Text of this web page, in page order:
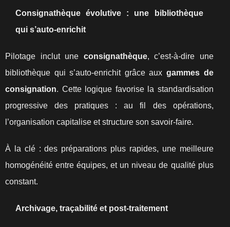
Consignathèque évolutive : une bibliothèque
qui s’auto-enrichit
Pilotage inclut une consignathèque, c’est-à-dire une
bibliothèque qui s’auto-enrichit grâce aux gammes de
consignation. Cette logique favorise la standardisation
progressive des pratiques : au fil des opérations,
l’organisation capitalise et structure son savoir-faire.
À la clé : des préparations plus rapides, une meilleure
homogénéité entre équipes, et un niveau de qualité plus
constant.
Archivage, traçabilité et post-traitement